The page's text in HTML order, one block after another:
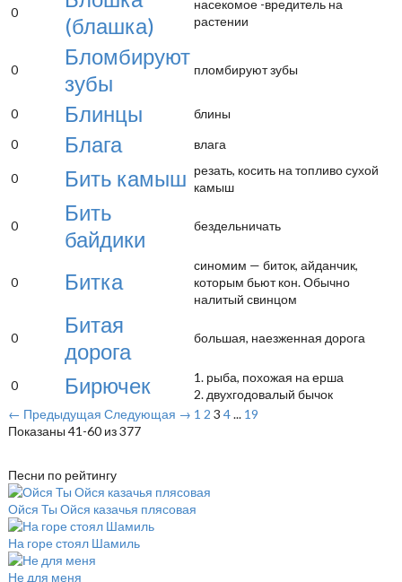
0
(блашка)
насекомое -вредитель на
растении
0
Бломбируют
зубы
пломбируют зубы
0 Блинцы
блины
0
Блага влага
0 Бить камыш резать, косить на топливо сухой
камыш
0
Бить
байдики
бездельничать
0 Битка
синомим — биток, айданчик,
которым бьют кон. Обычно
налитый свинцом
0
Битая
дорога
большая, наезженная дорога
0 Бирючек
1. рыба, похожая на ерша
2. двухгодовалый бычок
← Предыдущая Следующая → 1 2 3 4... 19
Показаны 41-60 из 377
Песни по рейтингу
Ойся Ты Ойся казачья плясовая
На горе стоял Шамиль
Не для меня